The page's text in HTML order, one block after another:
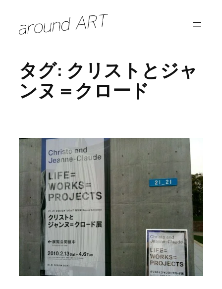
タグ: クリストとジャ
ンヌ＝クロード